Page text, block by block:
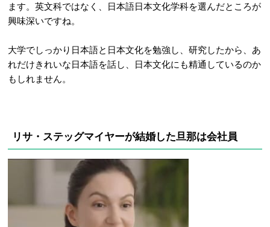
ます。英文科ではなく、日本語日本文化学科を選んだところが
興味深いですね。
大学でしっかり日本語と日本文化を勉強し、研究したから、あ
れだけきれいな日本語を話し、日本文化にも精通しているのか
もしれません。
リサ・ステッグマイヤーが結婚した旦那は会社員